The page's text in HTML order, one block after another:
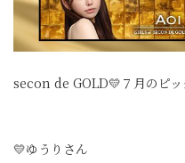
secon de GOLD💛７月のピ
💛ゆうりさん